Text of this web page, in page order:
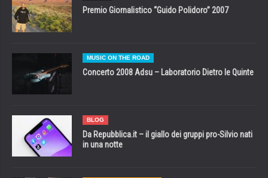
Premio Giornalistico “Guido Polidoro” 2007
MUSIC ON THE ROAD
Concerto 2008 Adsu – Laboratorio Dietro le Quinte
BLOG
Da Repubblica.it – il giallo dei gruppi pro-Silvio nati
in una notte